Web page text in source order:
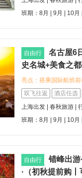
Trusty Nagoya Sakae
班期：8月 | 9月 | 10月 |
自由行
名古屋6
史名城+美食之
亮点：搭乘国际航班
航风格名古屋酒店，
酒店，体验三钻舒适
传统与现代都市风貌
双飞往返 酒店任选
上海出发 | 春秋旅游 |
班期：8月 | 9月 | 10月 |
自由行
错峰出
·（初秋提前购